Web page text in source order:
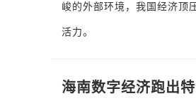
峻的外部环境，我国经济顶
活力。
海南数字经济跑出